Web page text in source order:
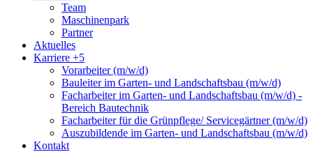
Team
Maschinenpark
Partner
Aktuelles
Karriere +5
Vorarbeiter (m/w/d)
Bauleiter im Garten- und Landschaftsbau (m/w/d)
Facharbeiter im Garten- und Landschaftsbau (m/w/d) -
Bereich Bautechnik
Facharbeiter für die Grünpflege/ Servicegärtner (m/w/d)
Auszubildende im Garten- und Landschaftsbau (m/w/d)
Kontakt